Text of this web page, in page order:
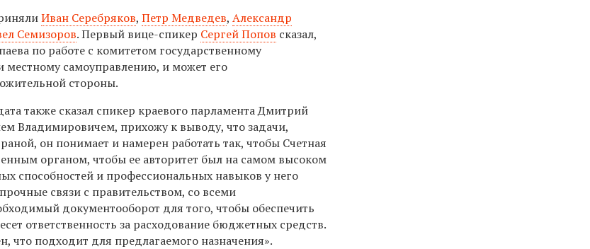
Иван Серебряков,Петр Медведев,Александр
Семизоров. Первый вице-спикер Сергей Попов сказал,
по работе с комитетом государственному
местному самоуправлению, и может его
стороны.
также сказал спикер краевого парламента Дмитрий
Владимировичем, прихожу к выводу, что задачи,
он понимает и намерен работать так, чтобы Счетная
органом, чтобы ее авторитет был на самом высоком
способностей и профессиональных навыков у него
связи с правительством, со всеми
документооборот для того, чтобы обеспечить
ответственность за расходование бюджетных средств.
что подходит для предлагаемого назначения».